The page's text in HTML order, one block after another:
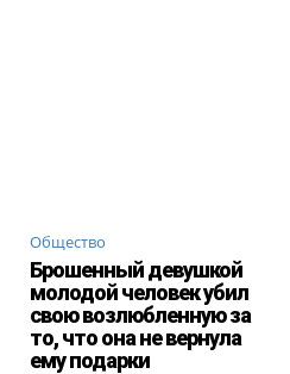
Общество
Брошенный девушкой
молодой человек убил
свою возлюбленную за
то, что она не вернула
ему подарки